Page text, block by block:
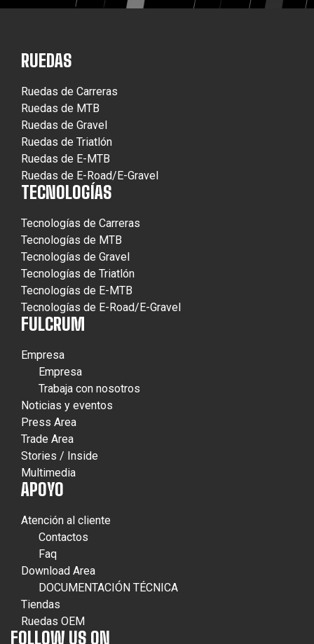
RUEDAS
Ruedas de Carreras
Ruedas de MTB
Ruedas de Gravel
Ruedas de Triatlón
Ruedas de E-MTB
Ruedas de E-Road/E-Gravel
TECNOLOGÍAS
Tecnologías de Carreras
Tecnologías de MTB
Tecnologías de Gravel
Tecnologías de Triatlón
Tecnologías de E-MTB
Tecnologías de E-Road/E-Gravel
FULCRUM
Empresa
Empresa
Trabaja con nosotros
Noticias y eventos
Press Area
Trade Area
Stories / Inside
Multimedia
APOYO
Atención al cliente
Contactos
Faq
Download Area
DOCUMENTACIÓN TÉCNICA
Tiendas
Ruedas OEM
FOLLOW US ON